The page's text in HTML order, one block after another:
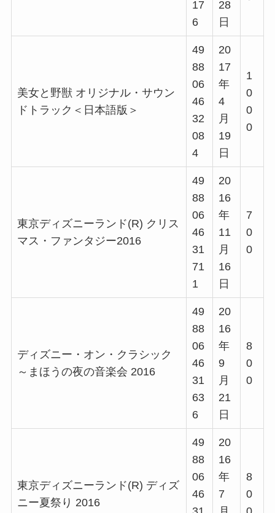
17
6
28
日
美女と野獣 オリジナル・サウン
ドトラック＜日本語版＞
49
88
06
46
32
08
4
20
17
年
4
月
19
日
1
0
0
0
東京ディズニーランド(R) クリス
マス・ファンタジー2016
49
88
06
46
31
71
1
20
16
年
11
月
16
日
7
0
0
ディズニー・オン・クラシック
～まほうの夜の音楽会 2016
49
88
06
46
31
63
6
20
16
年
9
月
21
日
8
0
0
東京ディズニーランド(R) ディズ
ニー夏祭り 2016
49
88
06
46
20
16
年
7
8
0